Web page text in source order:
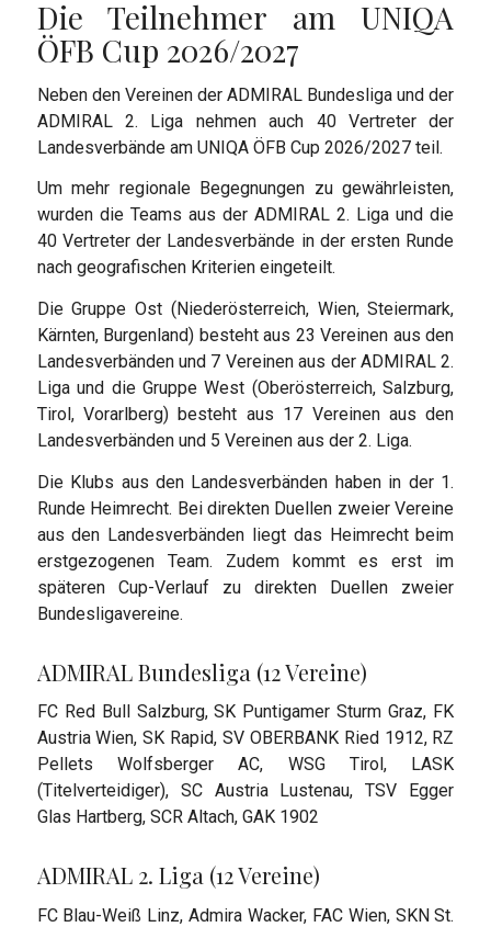
Die Teilnehmer am UNIQA
ÖFB Cup 2026/2027
Neben den Vereinen der ADMIRAL Bundesliga und der
ADMIRAL 2. Liga nehmen auch 40 Vertreter der
Landesverbände am UNIQA ÖFB Cup 2026/2027 teil.
Um mehr regionale Begegnungen zu gewährleisten,
wurden die Teams aus der ADMIRAL 2. Liga und die
40 Vertreter der Landesverbände in der ersten Runde
nach geografischen Kriterien eingeteilt.
Die Gruppe Ost (Niederösterreich, Wien, Steiermark,
Kärnten, Burgenland) besteht aus 23 Vereinen aus den
Landesverbänden und 7 Vereinen aus der ADMIRAL 2.
Liga und die Gruppe West (Oberösterreich, Salzburg,
Tirol, Vorarlberg) besteht aus 17 Vereinen aus den
Landesverbänden und 5 Vereinen aus der 2. Liga.
Die Klubs aus den Landesverbänden haben in der 1.
Runde Heimrecht. Bei direkten Duellen zweier Vereine
aus den Landesverbänden liegt das Heimrecht beim
erstgezogenen Team. Zudem kommt es erst im
späteren Cup-Verlauf zu direkten Duellen zweier
Bundesligavereine.
ADMIRAL Bundesliga (12 Vereine)
FC Red Bull Salzburg, SK Puntigamer Sturm Graz, FK
Austria Wien, SK Rapid, SV OBERBANK Ried 1912, RZ
Pellets Wolfsberger AC, WSG Tirol, LASK
(Titelverteidiger), SC Austria Lustenau, TSV Egger
Glas Hartberg, SCR Altach, GAK 1902
ADMIRAL 2. Liga (12 Vereine)
FC Blau-Weiß Linz, Admira Wacker, FAC Wien, SKN St.